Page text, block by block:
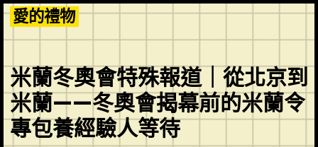
Skip
to
content
愛的禮物
米蘭冬奧會特殊報道｜從北京到
米蘭——冬奧會揭幕前的米蘭令
專包養經驗人等待